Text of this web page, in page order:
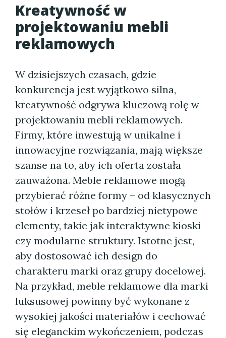
Kreatywność w
projektowaniu mebli
reklamowych
W dzisiejszych czasach, gdzie
konkurencja jest wyjątkowo silna,
kreatywność odgrywa kluczową rolę w
projektowaniu mebli reklamowych.
Firmy, które inwestują w unikalne i
innowacyjne rozwiązania, mają większe
szanse na to, aby ich oferta została
zauważona. Meble reklamowe mogą
przybierać różne formy – od klasycznych
stołów i krzeseł po bardziej nietypowe
elementy, takie jak interaktywne kioski
czy modularne struktury. Istotne jest,
aby dostosować ich design do
charakteru marki oraz grupy docelowej.
Na przykład, meble reklamowe dla marki
luksusowej powinny być wykonane z
wysokiej jakości materiałów i cechować
się eleganckim wykończeniem, podczas